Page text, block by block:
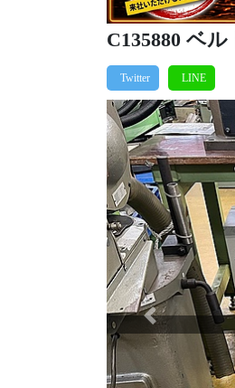
C135880 ベ
Previous